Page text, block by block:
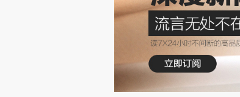
边形成了大量的副中心商圈
海。
其三、写字楼市场背
是用最小的交通量换取最大
厂，越聚集越有价值，所以